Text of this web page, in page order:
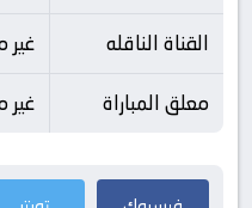
القناة الناقله
معلق المباراة